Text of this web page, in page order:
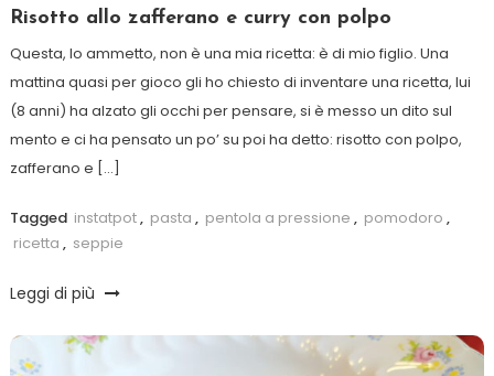
Risotto allo zafferano e curry con polpo
Questa, lo ammetto, non è una mia ricetta: è di mio figlio. Una
mattina quasi per gioco gli ho chiesto di inventare una ricetta, lui
(8 anni) ha alzato gli occhi per pensare, si è messo un dito sul
mento e ci ha pensato un po’ su poi ha detto: risotto con polpo,
zafferano e […]
Tagged instatpot, pasta , pentola a pressione , pomodoro ,
ricetta , seppie
Leggi di più